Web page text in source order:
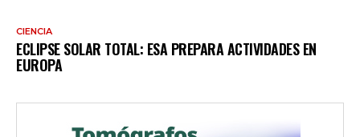
CIENCIA
ECLIPSE SOLAR TOTAL: ESA PREPARA ACTIVIDADES EN
EUROPA